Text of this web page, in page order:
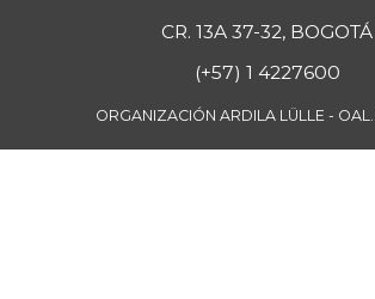
CR. 13A 37-32, BOGOTÁ
(+57) 1 4227600
ORGANIZACIÓN ARDILA LÜLLE -